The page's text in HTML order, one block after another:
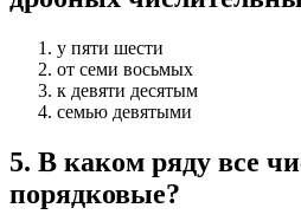
у пяти шести
от семи восьмых
к девяти десятым
семью девятыми
5. В каком ряду все
порядковые?